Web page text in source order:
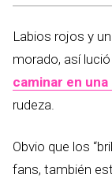
Labios rojos y
morado, así
caminar en una
rudeza.
Obvio que los
fans, también